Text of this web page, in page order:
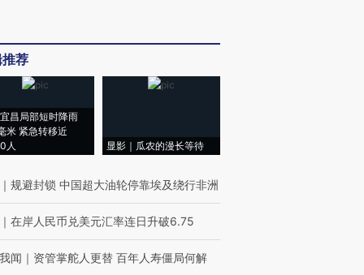
荐
昌局部短时降雨
米 紧急转移近
人
显影｜瓜农的漫长等待
｜ 规避封锁 中国超大油轮停靠埃及绕行非洲
｜ 在岸人民币兑美元汇率连日升破6.75
闻 ｜ 资管掌舵人更替 百年人寿僵局何解